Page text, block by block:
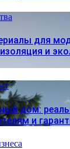
для
и
дом:
и